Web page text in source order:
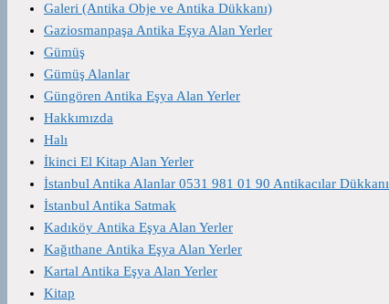
Galeri (Antika Obje ve Antika Dükkanı)
Gaziosmanpaşa Antika Eşya Alan Yerler
Gümüş
Gümüş Alanlar
Güngören Antika Eşya Alan Yerler
Hakkımızda
Halı
İkinci El Kitap Alan Yerler
İstanbul Antika Alanlar 0531 981 01 90 Antikacılar Dükkanı
İstanbul Antika Satmak
Kadıköy Antika Eşya Alan Yerler
Kağıthane Antika Eşya Alan Yerler
Kartal Antika Eşya Alan Yerler
Kitap